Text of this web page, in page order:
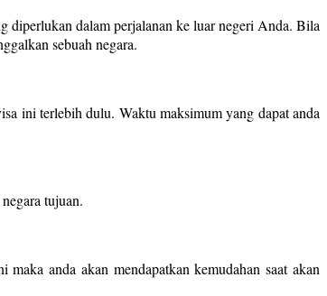
diperlukan dalam perjalanan ke luar negeri Anda. Bila
sebuah negara.
ini terlebih dulu. Waktu maksimum yang dapat anda
tujuan.
anda akan mendapatkan kemudahan saat akan